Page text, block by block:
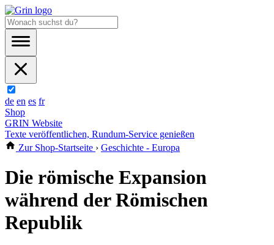
de en es fr
Shop
GRIN Website
Texte veröffentlichen, Rundum-Service genießen
Zur Shop-Startseite › Geschichte - Europa
Die römische Expansion
während der Römischen
Republik